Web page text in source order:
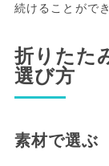
続けることがで
折りたた
選び方
素材で選ぶ